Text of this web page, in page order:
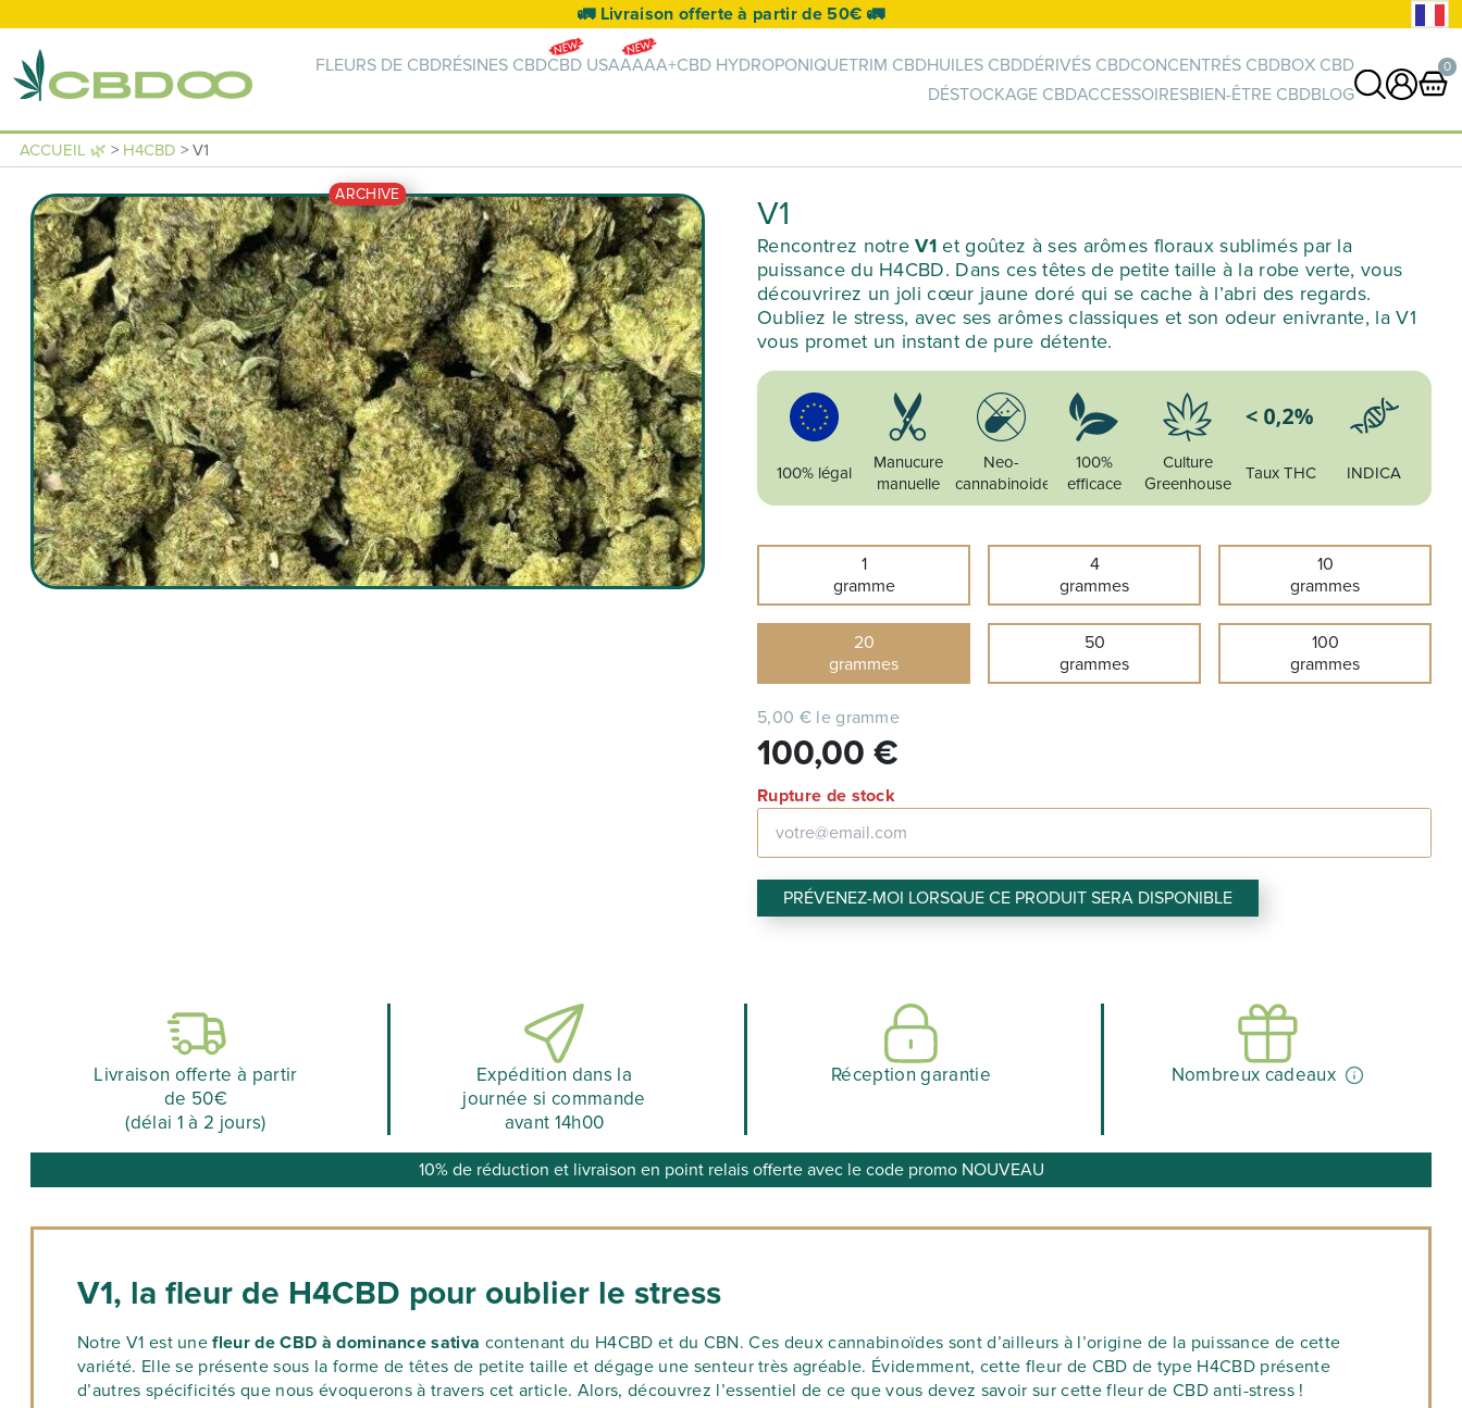
🚛 Livraison offerte à partir de 50€ 🚛
FLEURS DE CBDRÉSINES CBDCBD USAAAAA+CBD HYDROPONIQUETRIM CBDHUILES CBDDÉRIVÉS CBDCONCENTRÉS CBDBOX CBD
DÉSTOCKAGE CBDACCESSOIRESBIEN-ÊTRE CBDBLOG
0
Votre panier est vide.
ACCUEIL 🌿 > H4CBD > V1
ARCHIVE V1
Rencontrez notreV1 et goûtez à ses arômes floraux sublimés par la
puissance du H4CBD. Dans ces têtes de petite taille à la robe verte, vous
découvrirez un joli cœur jaune doré qui se cache à l’abri des regards.
Oubliez le stress, avec ses arômes classiques et son odeur enivrante, la V1
vous promet un instant de pure détente.
100% légal
Manucure
manuelle
Neo-
cannabinoide
100%
efficace
Culture
Greenhouse
Taux THC INDICA
1
gramme
4
grammes
10
grammes
20
grammes
50
grammes
100
grammes
5,00 € le gramme
100,00 €
Rupture de stock
PRÉVENEZ-MOI LORSQUE CE PRODUIT SERA DISPONIBLE
Livraison offerte à partir
de 50€
(délai 1 à 2 jours)
Expédition dans la
journée si commande
avant 14h00
Réception garantie Nombreux cadeaux
10% de réduction et livraison en point relais offerte avec le code promo NOUVEAU
V1, la fleur de H4CBD pour oublier le stress
Notre V1 est unefleur de CBD à dominance sativa contenant du H4CBD et du CBN. Ces deux cannabinoïdes sont d’ailleurs à l’origine de la puissance de cette
variété. Elle se présente sous la forme de têtes de petite taille et dégage une senteur très agréable. Évidemment, cette fleur de CBD de type H4CBD présente
d’autres spécificités que nous évoquerons à travers cet article. Alors, découvrez l’essentiel de ce que vous devez savoir sur cette fleur de CBD anti-stress !